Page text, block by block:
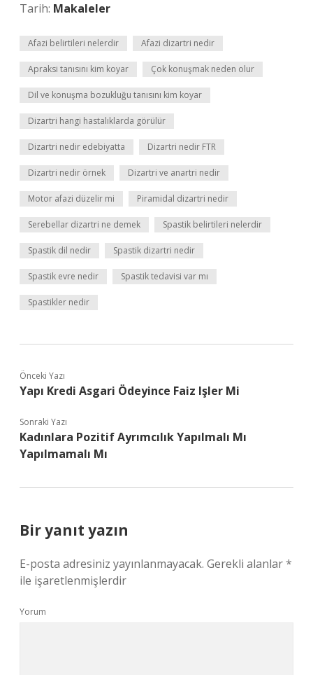
Tarih: Makaleler
Afazi belirtileri nelerdir Afazi dizartri nedir
Apraksi tanısını kim koyar Çok konuşmak neden olur
Dil ve konuşma bozukluğu tanısını kim koyar
Dizartri hangi hastalıklarda görülür
Dizartri nedir edebiyatta Dizartri nedir FTR
Dizartri nedir örnek Dizartri ve anartri nedir
Motor afazi düzelir mi Piramidal dizartri nedir
Serebellar dizartri ne demek Spastik belirtileri nelerdir
Spastik dil nedir Spastik dizartri nedir
Spastik evre nedir Spastik tedavisi var mı
Spastikler nedir
Önceki Yazı
Yapı Kredi Asgari Ödeyince Faiz Işler Mi
Sonraki Yazı
Kadınlara Pozitif Ayrımcılık Yapılmalı Mı
Yapılmamalı Mı
Bir yanıt yazın
E-posta adresiniz yayınlanmayacak. Gerekli alanlar*
ile işaretlenmişlerdir
Yorum